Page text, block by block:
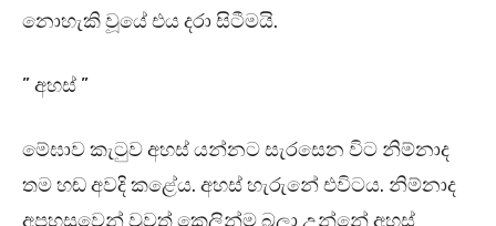
නොහැකි වූයේ එය දරා සිටීමයි.
” අහස් ”
මේඝාව කැටුව අහස් යන්නට සැරසෙන විට නිම්නාද
තම හඬ අවදි කළේය. අහස් හැරුනේ එවිටය. නිම්නාද
අපහසුවෙන් වුවත් කෙලින්ම බලා උන්නේ අහස්